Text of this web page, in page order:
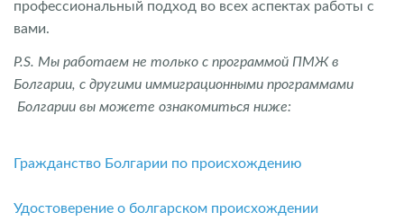
профессиональный подход во всех аспектах работы с
вами.
P.S. Мы работаем не только с программой ПМЖ в
Болгарии, с другими иммиграционными программами
Болгарии вы можете ознакомиться ниже:
Гражданство Болгарии по происхождению
Удостоверение о болгарском происхождении